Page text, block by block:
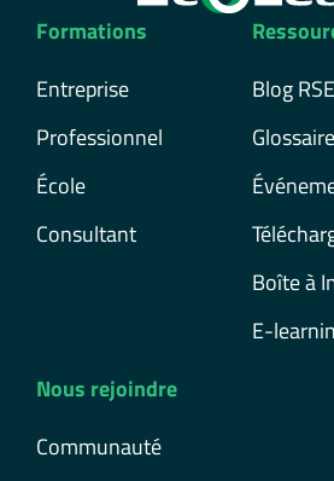
Formations
Entreprise
Professionnel
École
Consultant
Blog RSE
Glossaire
Boîte à
E-
Nous rejoindre
Communauté